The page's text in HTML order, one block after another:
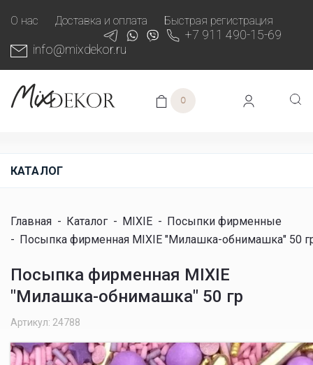
О нас Доставка и оплата Быстрая регистрация
+7 911 490-15-69
info@mixdekor.ru
0
КАТАЛОГ
Главная - Каталог - MIXIE - Посыпки фирменные
- Посыпка фирменная MIXIE "Милашка-обнимашка" 50
Посыпка фирменная MIXIE
"Милашка-обнимашка" 50 гр
Артикул: 24788